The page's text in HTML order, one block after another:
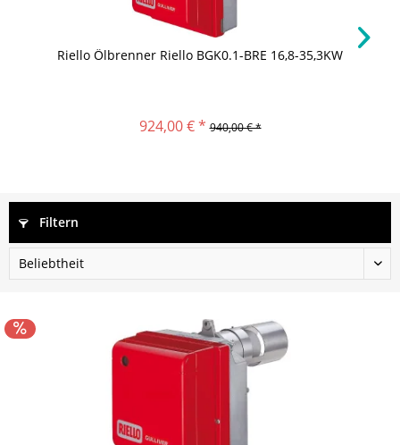
Riello Ölbrenner Riello BGK0.1-BRE 16,8-35,3KW
924,00 € * 940,00 € *
Filtern